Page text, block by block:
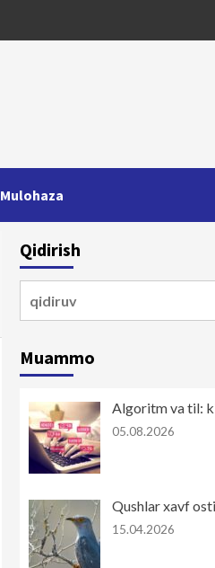
Mulohaza
Qidirish
Muammo
Algoritm va til:
05.08.2026
Qushlar xavf
15.04.2026